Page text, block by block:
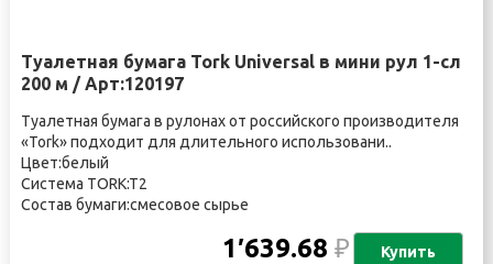
Туалетная бумага Tork Universal в мини рул 1-сл
200 м / Арт:120197
Туалетная бумага в рулонах от российского производителя
«Tork» подходит для длительного использовани..
Цвет:белый
Система TORK:T2
Состав бумаги:смесовое сырье
1′639.68₽ Купить